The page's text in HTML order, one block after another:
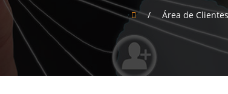
/ Área de Clientes